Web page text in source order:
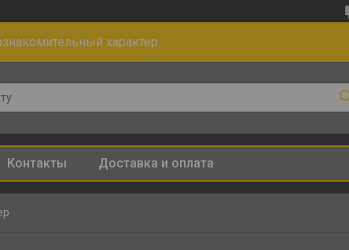
характер.
Контакты Доставка и оплата